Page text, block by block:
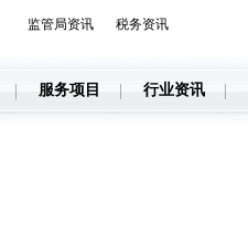
监管局资讯 税务资讯
服务项目 行业资讯